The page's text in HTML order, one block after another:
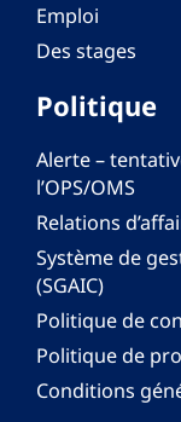
Emploi
Des stages
Politique
Alerte –
l’OPS/OMS
Relations
Système de
(SGAIC)
Politique de
Politique de
Conditions